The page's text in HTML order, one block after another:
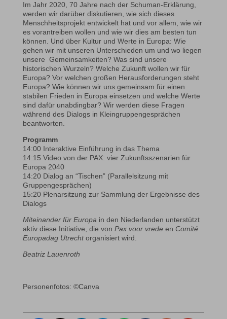
Im Jahr 2020, 70 Jahre nach der Schuman-Erklärung,
werden wir darüber diskutieren, wie sich dieses
Menschheitsprojekt entwickelt hat und vor allem, wie wir
es vorantreiben wollen und wie wir dies am besten tun
können. Und über Kultur und Werte in Europa: Wie
gehen wir mit unseren Unterschieden um und wo liegen
unsere Gemeinsamkeiten? Was sind unsere
historischen Wurzeln? Welche Zukunft wollen wir für
Europa? Vor welchen großen Herausforderungen steht
Europa? Wie können wir uns gemeinsam für einen
stabilen Frieden in Europa einsetzen und welche Werte
sind dafür unabdingbar? Wir werden diese Fragen
während des Dialogs in Kleingruppengesprächen
beantworten.
Programm
14:00 Interaktive Einführung in das Thema
14:15 Video von der PAX: vier Zukunftsszenarien für
Europa 2040
14:20 Dialog an “Tischen” (Parallelsitzung mit
Gruppengesprächen)
15:20 Plenarsitzung zur Sammlung der Ergebnisse des
Dialogs
Miteinander für Europa in den Niederlanden unterstützt
aktiv diese Initiative, die von Pax voor vrede en Comité
Europadag Utrechtorganisiert wird.
Beatriz Lauenroth
Personenfotos: ©Canva